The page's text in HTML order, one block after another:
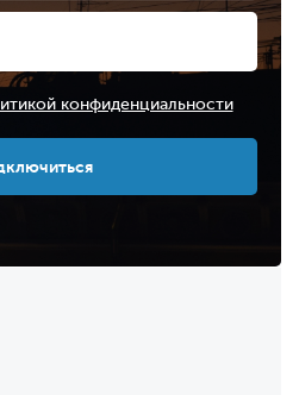
конфиденциальности